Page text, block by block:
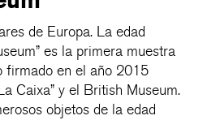
de Europa. La edad
es la primera muestra
firmado en el año 2015
Caixa” y el British Museum.
objetos de la edad